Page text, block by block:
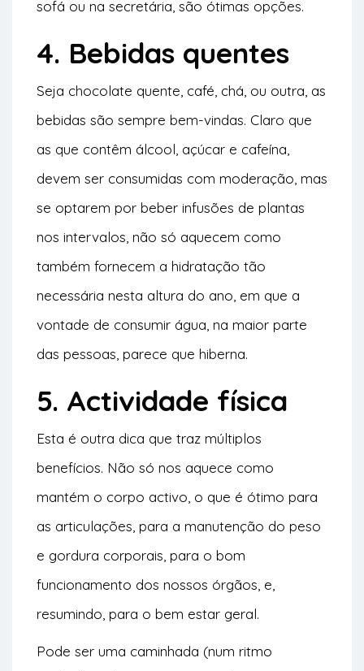
sofá ou na secretária, são ótimas opções.
4. Bebidas quentes
Seja chocolate quente, café, chá, ou outra, as
bebidas são sempre bem-vindas. Claro que
as que contêm álcool, açúcar e cafeína,
devem ser consumidas com moderação, mas
se optarem por beber infusões de plantas
nos intervalos, não só aquecem como
também fornecem a hidratação tão
necessária nesta altura do ano, em que a
vontade de consumir água, na maior parte
das pessoas, parece que hiberna.
5. Actividade física
Esta é outra dica que traz múltiplos
benefícios. Não só nos aquece como
mantém o corpo activo, o que é ótimo para
as articulações, para a manutenção do peso
e gordura corporais, para o bom
funcionamento dos nossos órgãos, e,
resumindo, para o bem estar geral.
Pode ser uma caminhada (num ritmo